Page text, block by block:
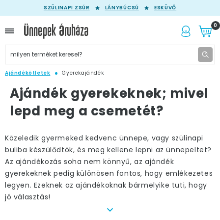
SZÜLINAPI ZSÚR LÁNYBÚCSÚ ESKÜVŐ
0
Ajándékötletek Gyerekajándék
Ajándék gyerekeknek; mivel
lepd meg a csemetét?
Közeledik gyermeked kedvenc ünnepe, vagy szülinapi
buliba készülődtök, és meg kellene lepni az ünnepeltet?
Az ajándékozás soha nem könnyű, az ajándék
gyerekeknek pedig különösen fontos, hogy emlékezetes
legyen. Ezeknek az ajándékoknak bármelyike tuti, hogy
jó választás!